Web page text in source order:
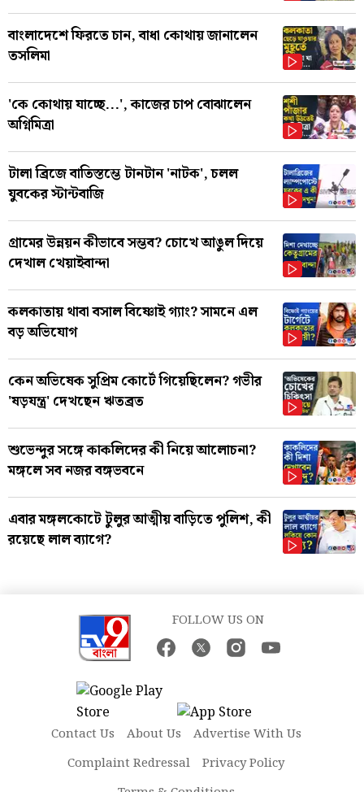
বাংলাদেশে ফিরতে চান, বাধা কোথায় জানালেন
তসলিমা
'কে কোথায় যাচ্ছে...', কাজের চাপ বোঝালেন
অগ্নিমিত্রা
টালা ব্রিজে বাতিস্তম্ভে টানটান 'নাটক', চলল
যুবকের স্টান্টবাজি
গ্রামের উন্নয়ন কীভাবে সম্ভব? চোখে আঙুল দিয়ে
দেখাল খেয়াইবান্দা
কলকাতায় থাবা বসাল বিষ্ণোই গ্যাং? সামনে এল
বড় অভিযোগ
কেন অভিষেক সুপ্রিম কোর্টে গিয়েছিলেন? গভীর
'ষড়যন্ত্র' দেখছেন ঋতব্রত
শুভেন্দুর সঙ্গে কাকলিদের কী নিয়ে আলোচনা?
মঙ্গলে সব নজর বঙ্গভবনে
এবার মঙ্গলকোটে টুলুর আত্মীয় বাড়িতে পুলিশ, কী
রয়েছে লাল ব্যাগে?
FOLLOW US ON
Contact Us About Us
Advertise With Us
Complaint Redressal
Privacy Policy